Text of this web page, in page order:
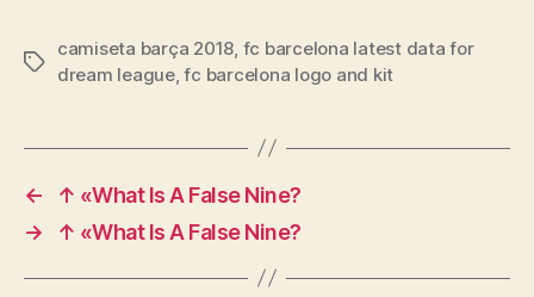
Etiquetas
camiseta barça 2018, fc barcelona latest data for
dream league,fc barcelona logo and kit
←
↑ «What Is A False Nine?
→
↑ «What Is A False Nine?